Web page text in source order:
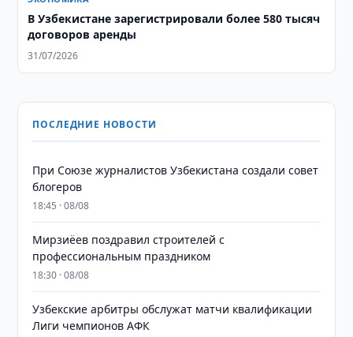
В Узбекистане зарегистрировали более 580 тысяч
договоров аренды
31/07/2026
ПОСЛЕДНИЕ НОВОСТИ
При Союзе журналистов Узбекистана создали совет
блогеров
18:45 · 08/08
Мирзиёев поздравил строителей с
профессиональным праздником
18:30 · 08/08
Узбекские арбитры обслужат матчи квалификации
Лиги чемпионов АФК